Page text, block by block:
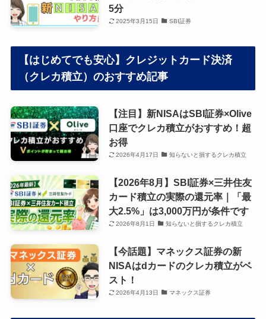
5分
2025年3月15日 SBI証券
【はじめてでも安心】クレジットカード決済
（クレカ積立）のおすすめ記事
【注目】新NISAはSBI証券×Olive
口座でクレカ積立がおすすめ！超
お得
2026年4月17日 知らないと損するクレカ積立
【2026年8月】SBI証券×三井住友
カード積立の実際の還元率｜「最
大2.5%」は3,000万円が条件です
2026年8月1日 知らないと損するクレカ積立
【今話題】マネックス証券の新
NISAはdカードのクレカ積立がベ
スト！
2026年4月13日 マネックス証券